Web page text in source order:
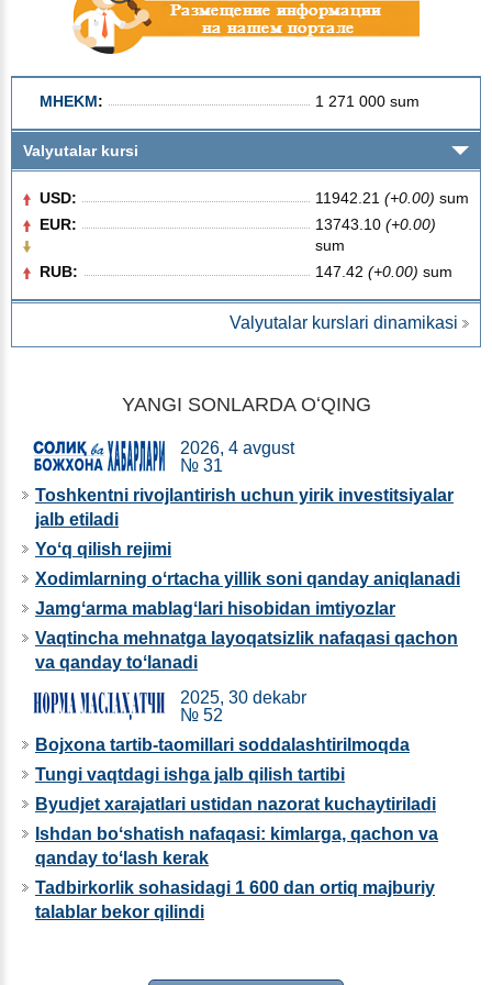
MHEKM: 1 271 000 sum
Valyutalar kursi
USD: 11942.21 (+0.00) sum
EUR:
13743.10 (+0.00)
sum
RUB:
147.42 (+0.00) sum
Valyutalar kurslari dinamikasi
YANGI SONLARDA OʻQING
2026, 4 avgust
№ 31
Toshkentni rivojlantirish uchun yirik investitsiyalar
jalb etiladi
Yoʻq qilish rejimi
Xodimlarning oʻrtacha yillik soni qanday aniqlanadi
Jamgʻarma mablagʻlari hisobidan imtiyozlar
Vaqtincha mehnatga layoqatsizlik nafaqasi qachon
va qanday toʻlanadi
2025, 30 dekabr
№ 52
Bojхona tartib-taomillari soddalashtirilmoqda
Tungi vaqtdagi ishga jalb qilish tartibi
Byudjet хarajatlari ustidan nazorat kuchaytiriladi
Ishdan boʻshatish nafaqasi: kimlarga, qachon va
qanday toʻlash kerak
Tadbirkorlik sohasidagi 1 600 dan ortiq majburiy
talablar bekor qilindi